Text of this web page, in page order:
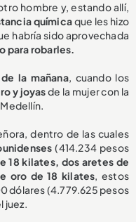
hombre y, estando allí,
químicaque les hizo
habría sido aprovechada
para robarles.
la mañana, cuando los
y joyasde la mujer con la
dentro de las cuales
(414.234 pesos
18 kilates, dos aretes de
oro de 18 kilates, estos
dólares (4.779.625 pesos
juez.